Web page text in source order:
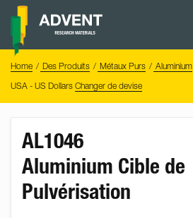
Skip
content
Advent
Home Des Produits Métaux Purs
Aluminium
USA - US Dollars Changer de devise
AL1046
Aluminium Cible de
Pulvérisation